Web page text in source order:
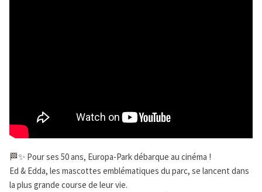
🏁✨ Pour ses 50 ans, Europa-Park débarque au cinéma !
Ed & Edda, les mascottes emblématiques du parc, se lancent dans
la plus grande course de leur vie.